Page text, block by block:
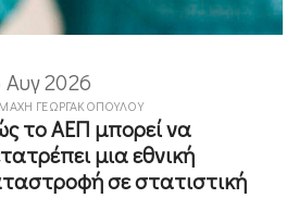
Αυγ 2026
ΜΆΧΗ ΓΕΩΡΓΑΚΟΠΟΎΛΟΥ
το ΑΕΠ μπορεί να
μια εθνική
σε στατιστική